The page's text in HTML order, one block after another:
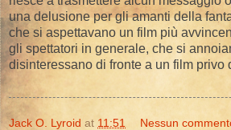
una delusione per gli amanti della
che si aspettavano un film più
gli spettatori in generale, che si
disinteressano di fronte a un film privo
Jack O. Lyroid at 11:51 Nessun